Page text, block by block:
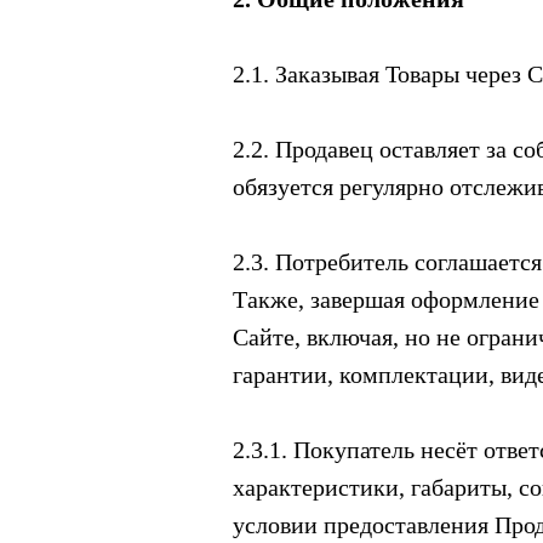
2.1. Заказывая Товары
2.2. Продавец оставляет за
обязуется регулярно
2.3. Потребитель
Также, завершая оформление
Сайте, включая, но не
гарантии, комплектации,
2.3.1. Покупатель несёт
характеристики, габариты,
условии предоставления